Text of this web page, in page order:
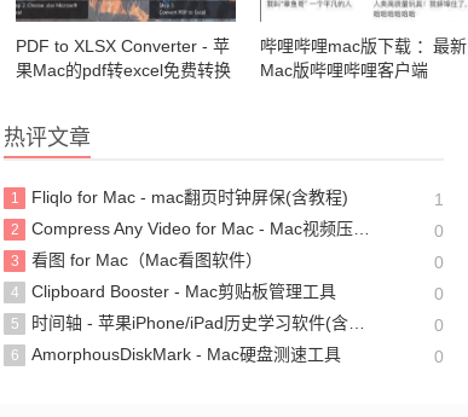
PDF to XLSX Converter - 苹
果Mac的pdf转excel免费转换
哔哩哔哩mac版下载 ：最新
Mac版哔哩哔哩客户端
热评文章
1 Fliqlo for Mac - mac翻页时钟屏保(含教程) 1
2 Compress Any Video for Mac - Mac视频压缩软件 0
3 看图 for Mac（Mac看图软件） 0
4 Clipboard Booster - Mac剪贴板管理工具 0
5 时间轴 - 苹果iPhone/iPad历史学习软件(含教程) 0
6 AmorphousDiskMark - Mac硬盘测速工具 0